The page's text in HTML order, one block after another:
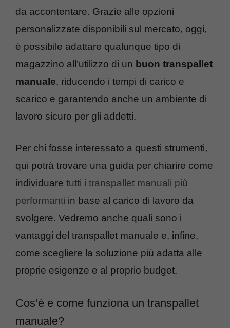
da accontentare. Grazie alle opzioni
personalizzate disponibili sul mercato, oggi,
è possibile adattare qualunque tipo di
magazzino all’utilizzo di un buon transpallet
manuale, riducendo i tempi di carico e
scarico e garantendo anche un ambiente di
lavoro sicuro per gli addetti.
Per chi fosse interessato a questi strumenti,
qui potrà trovare una guida per chiarire come
individuare tutti i transpallet manuali più
performanti in base al carico di lavoro da
svolgere. Vedremo anche quali sono i
vantaggi del transpallet manuale e, infine,
come scegliere la soluzione più adatta alle
proprie esigenze e al proprio budget.
Cos’è e come funziona un transpallet
manuale?